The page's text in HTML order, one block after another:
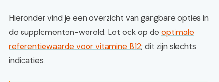
Hieronder vind je een overzicht van gangbare opties in
de supplementen-wereld. Let ook op de optimale
referentiewaarde voor vitamine B12; dit zijn slechts
indicaties.